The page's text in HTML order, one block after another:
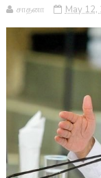
சாதனா May 12,